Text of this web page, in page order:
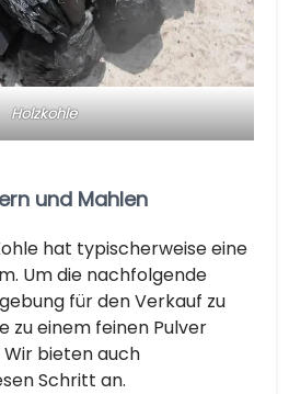
Holzkohle
und Mahlen
hat typischerweise eine
Um die nachfolgende
für den Verkauf zu
zu einem feinen Pulver
bieten auch
Schritt an.